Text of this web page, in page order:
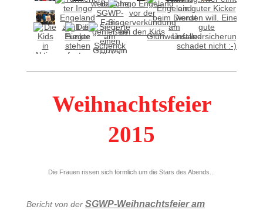
Weihnachtsfeier
2015
Die Frauen rissen sich förmlich um die Stars des Abends...
Bericht von der SGWP-Weihnachtsfeier am